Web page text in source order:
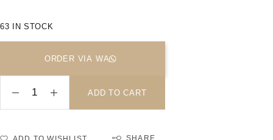
63 IN STOCK
ORDER VIA WA
ADD TO CART